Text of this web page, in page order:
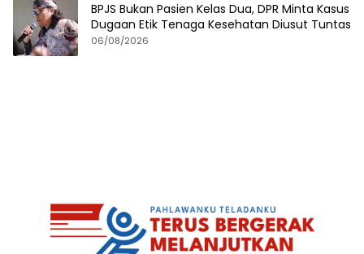
BPJS Bukan Pasien Kelas Dua, DPR Minta Kasus
Dugaan Etik Tenaga Kesehatan Diusut Tuntas
06/08/2026